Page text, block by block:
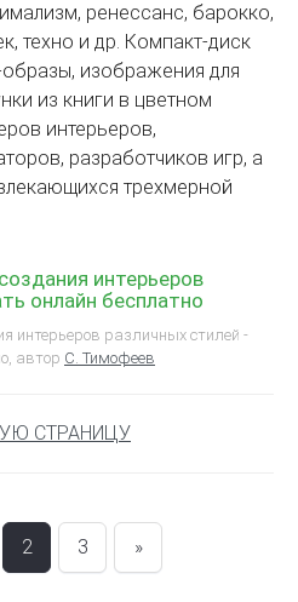
ренессанс, барокко,
техно и др. Компакт-диск
изображения для
из книги в цветном
интерьеров,
разработчиков игр, а
трехмерной
интерьеров
онлайн бесплатно
интерьеров различных стилей -
автор С. Тимофеев
СТРАНИЦУ
2 3 »